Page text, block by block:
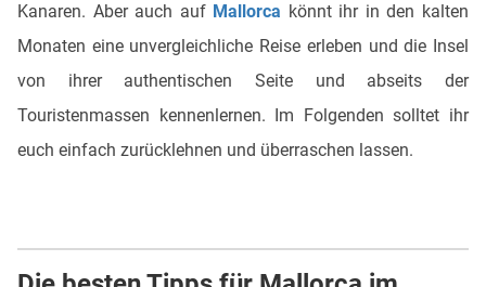
Kanaren. Aber auch auf Mallorca könnt ihr in den kalten
Monaten eine unvergleichliche Reise erleben und die Insel
von ihrer authentischen Seite und abseits der
Touristenmassen kennenlernen. Im Folgenden solltet ihr
euch einfach zurücklehnen und überraschen lassen.